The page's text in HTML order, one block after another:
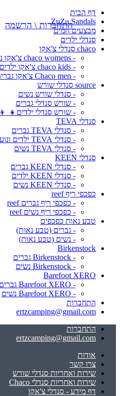
דף הבית
ZuZu Sandals
מבצעים חמים
סנדלי ילדים
chaco סנדלי צ'אקו
- chaco womens צ'אקו נשים
- chaco kids צ'אקו ילדים 👧 👦
- Chaco men צ'אקו גברים
source סנדלי שורש
- סנדלי שורש נשים
- שורש סנדלי גברים
- שורש סנדלי ילדים👧 👦
סנדלי TEVA
- סנדלי TEVA גברים
- סנדלי TEVA ילדים ונוער
- סנדלי TEVA נשים
סנדלי KEEN
- סנדלי KEEN גברים
- סנדלי KEEN ילדים
- סנדלי KEEN נשים
כפכפי ריף reef
- כפכפי ריף גברים reef
- כפכפי ריף נשים reef
טבע נאות כפכפים
- גברים (טבע נאות)
- נשים (טבע נאות)
Birkenstock
- Birkenstock גברים
- Birkenstock נשים
Barefoot XERO
- Barefoot XERO גברים
- Barefoot XERO נשים
התחברות
ertzcamping@gmail.com
התחברות
ertzcamping@gmail.com
אודות
צרו קשר
שירות ואחריות סנדלי שורש
שירות ואחריות סנדלי Chaco
דף מידע - סנדלי צ'אקו
התחברות \ הרשמה